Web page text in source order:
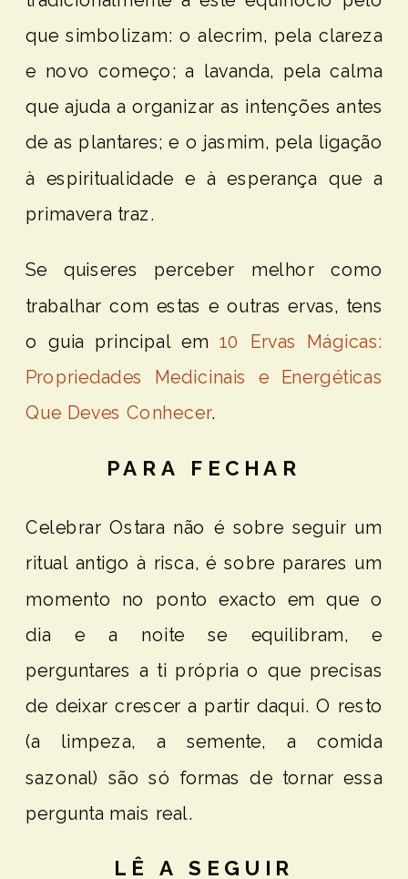
que simbolizam: o alecrim, pela clareza
e novo começo; a lavanda, pela calma
que ajuda a organizar as intenções antes
de as plantares; e o jasmim, pela ligação
à espiritualidade e à esperança que a
primavera traz.
Se quiseres perceber melhor como
trabalhar com estas e outras ervas, tens
o guia principal em10 Ervas Mágicas:
Propriedades Medicinais e Energéticas
Que Deves Conhecer.
PARA FECHAR
Celebrar Ostara não é sobre seguir um
ritual antigo à risca, é sobre parares um
momento no ponto exacto em que o
dia e a noite se equilibram, e
perguntares a ti própria o que precisas
de deixar crescer a partir daqui. O resto
(a limpeza, a semente, a comida
sazonal) são só formas de tornar essa
pergunta mais real.
LÊ A SEGUIR